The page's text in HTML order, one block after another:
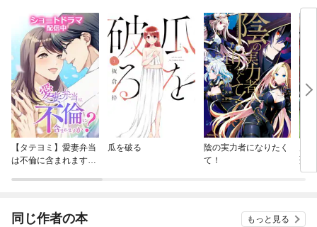
「ソロ社会」「ソロ活市場」の出現に伴い、日本企業が直面するビジネス
環境の大変化論点08 「日本を変えたい」という政治的野心に燃えた稲盛
和夫氏の知られざる生涯論点09 ネット配信時代のNHKは、受信料からチ
ャンネルごとの課金制に移行すべし論点10 インボイス制度導入よりも、
サラリーマンに不公平な税制度の改革が急務だ論点11 日本のシニアが楽
しい定年後を送るための秘訣と、そこに眠るビジネスチャンス論点12 介
護崩壊を放置する日本の末路と、残された2つの選択肢論点13 10年前に
予見できた、モバイル事業以外に楽天グループが抱える衰退理由論点14
移動モビリティの規制緩和とルールづくりにおいて日本が欧州から学ぶベ
き理由Part2〈海外編〉巻頭言 混迷極める世界情勢。「異形の大国」ロ
シアとのつきあい方を改めて考える論点01 最新AI「ChatGPT」を開発し
た天才経営者が目指すのは「悪の帝国」か論点02 新・世界一の富豪ベル
空壕のほうが安全!? 日本の頼りない安全保障の実態論点04 「日米同
しむイギリスのスナク政権に残された「EU再加盟」という選択肢論点07
【タテヨミ】愛妻弁当
は不倫に含まれます
瓜を破る
陰の実力者になりたく
て！
聖
舎
件～
同じ作者の本 もっと見る